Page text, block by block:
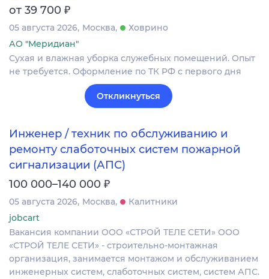
от 39 700 ₽
05 августа 2026 Москва
Ховрино
АО "Меридиан"
Сухая и влажная уборка служебных помещений. Опыт
не требуется. Оформление по ТК РФ с первого дня
Откликнуться
Инженер / техник по обслуживанию и
ремонту слаботочных систем пожарной
сигнализации (АПС)
100 000–140 000 ₽
05 августа 2026 Москва
Калитники
jobcart
Вакансия компании ООО «СТРОЙ ТЕЛЕ СЕТИ» ООО
«СТРОЙ ТЕЛЕ СЕТИ» - строительно-монтажная
организация, занимается монтажом и обслуживанием
инженерных систем, слаботочных систем, систем АПС.